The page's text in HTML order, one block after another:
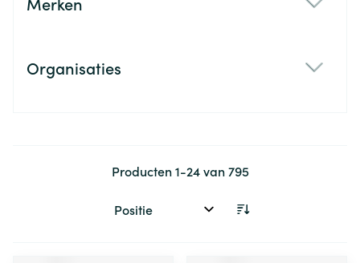
Organisaties
Producten1-24van795
Sorteer op: